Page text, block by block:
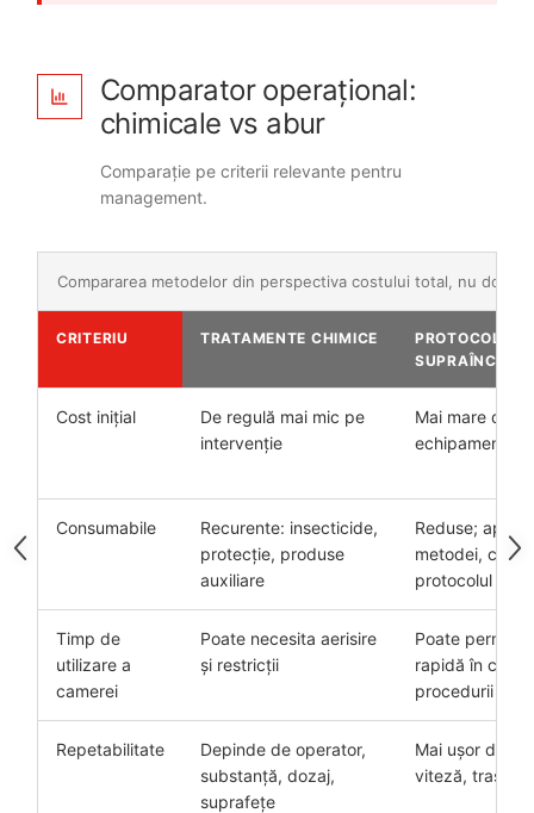
Comparator operațional:
chimicale vs abur
Comparație pe criterii relevante pentru
management.
Compararea metodelor din perspectiva costului total, nu doar
CRITERIU TRATAMENTE CHIMICE
PROTOCOL CU
Cost inițial
De regulă mai mic pe
intervenție
Mai mare
echipament
Consumabile
Recurente: insecticide,
protecție, produse
auxiliare
Reduse; apa
metodei, cu
protocolul o
Timp de
utilizare a
camerei
Poate necesita aerisire
și restricții
Poate permite
rapidă în
procedurii
Repetabilitate
Depinde de operator,
substanță, dozaj,
suprafețe
Mai ușor de
viteză, traseu,